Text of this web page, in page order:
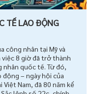
TẾ LAO ĐỘNG
công nhân tại Mỹ và
8 giờ đã trở thành
quốc tế. Từ đó,
– ngày hội của
Nam, đã 80 năm kể